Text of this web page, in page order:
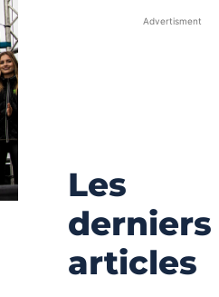
Advertisment
Les
derniers
articles